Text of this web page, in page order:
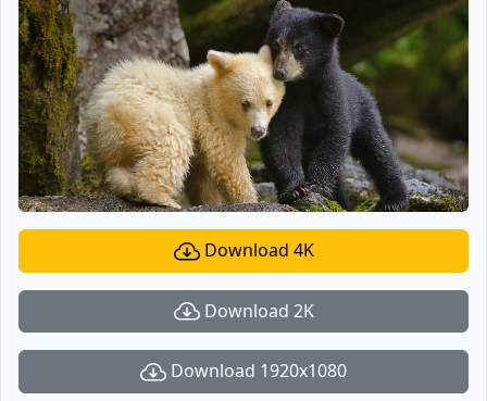
Download 4K
Download 2K
Download 1920x1080